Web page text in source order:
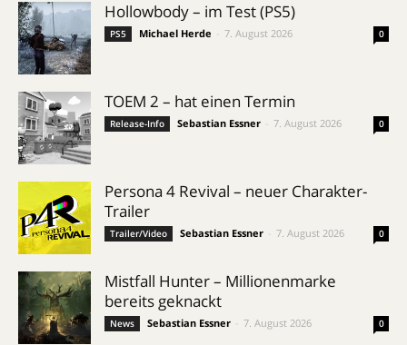
Hollowbody – im Test (PS5)
PS5 Michael Herde 7. August 2026 0
TOEM 2 – hat einen Termin
Release-Info Sebastian Essner 7. August 2026 0
Persona 4 Revival – neuer Charakter-
Trailer
Trailer/Video Sebastian Essner 7. August 2026 0
Mistfall Hunter – Millionenmarke
bereits geknackt
News Sebastian Essner 7. August 2026 0